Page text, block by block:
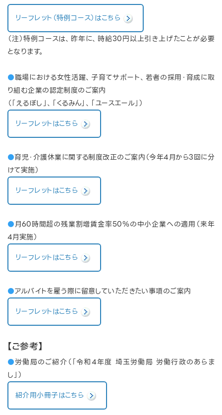
リーフレット（特例コース）はこちら
（注）特例コースは、昨年に、時給30円以上引き上げたことが必要
となります。
●職場における女性活躍、子育てサポート、若者の採用・育成に取
り組む企業の認定制度のご案内
（「えるぼし」、「くるみん」、「ユースエール」）
リーフレットはこちら
●育児・介護休業に関する制度改正のご案内（今年4月から3回に分
けて実施）
リーフレットはこちら
●月60時間超の残業割増賃金率50％の中小企業への適用（来年
4月実施）
リーフレットはこちら
●アルバイトを雇う際に留意していただきたい事項のご案内
リーフレットはこちら
【ご参考】
●労働局のご紹介（「令和4年度 埼玉労働局 労働行政のあらま
し」）
紹介用小冊子はこちら